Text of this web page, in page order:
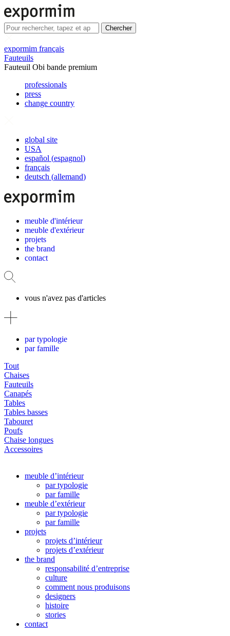
Chercher
expormim français
Fauteuils
Fauteuil Obi bande premium
professionals
press
change country
global site
USA
español (espagnol)
français
deutsch (allemand)
meuble d'intérieur
meuble d'extérieur
projets
the brand
contact
vous n'avez pas d'articles
par typologie
par famille
Tout
Chaises
Fauteuils
Canapés
Tables
Tables basses
Tabouret
Poufs
Chaise longues
Accessoires
meuble d’intérieur
par typologie
par famille
meuble d’extérieur
par typologie
par famille
projets
projets d’intérieur
projets d’extérieur
the brand
responsabilité d’entreprise
culture
comment nous produisons
designers
histoire
stories
contact